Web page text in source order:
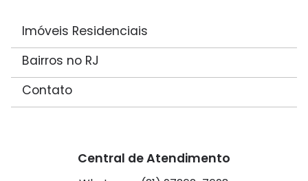
Imóveis Residenciais
Bairros no RJ
Contato
Central de Atendimento